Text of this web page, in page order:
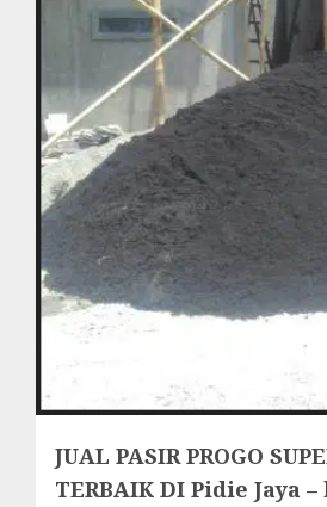
JUAL PASIR PROGO
TERBAIK DI Pidie Jaya